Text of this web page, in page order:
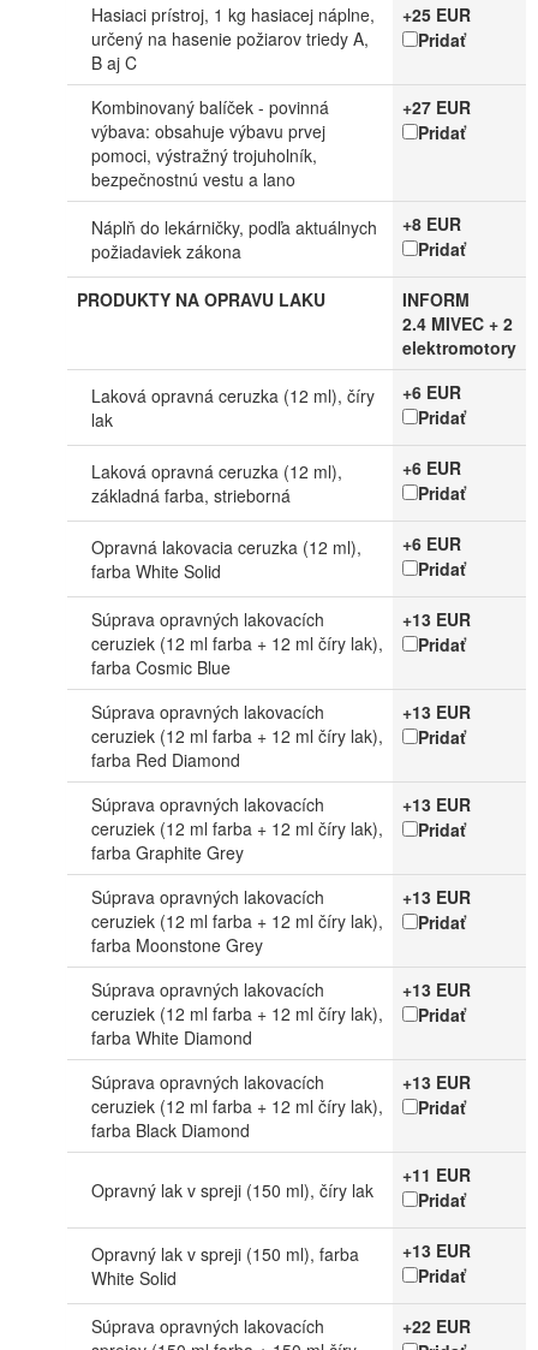
Hasiaci prístroj, 1 kg hasiacej náplne,
určený na hasenie požiarov triedy A,
B aj C
+25 EUR
Pridať
Kombinovaný balíček - povinná
výbava: obsahuje výbavu prvej
pomoci, výstražný trojuholník,
bezpečnostnú vestu a lano
+27 EUR
Pridať
Náplň do lekárničky, podľa aktuálnych
požiadaviek zákona
+8 EUR
Pridať
PRODUKTY NA OPRAVU LAKU
INFORM
2.4 MIVEC + 2
elektromotory
Laková opravná ceruzka (12 ml), číry
lak
+6 EUR
Pridať
Laková opravná ceruzka (12 ml),
základná farba, strieborná
+6 EUR
Pridať
Opravná lakovacia ceruzka (12 ml),
farba White Solid
+6 EUR
Pridať
Súprava opravných lakovacích
ceruziek (12 ml farba + 12 ml číry lak),
farba Cosmic Blue
+13 EUR
Pridať
Súprava opravných lakovacích
ceruziek (12 ml farba + 12 ml číry lak),
farba Red Diamond
+13 EUR
Pridať
Súprava opravných lakovacích
ceruziek (12 ml farba + 12 ml číry lak),
farba Graphite Grey
+13 EUR
Pridať
Súprava opravných lakovacích
ceruziek (12 ml farba + 12 ml číry lak),
farba Moonstone Grey
+13 EUR
Pridať
Súprava opravných lakovacích
ceruziek (12 ml farba + 12 ml číry lak),
farba White Diamond
+13 EUR
Pridať
Súprava opravných lakovacích
ceruziek (12 ml farba + 12 ml číry lak),
farba Black Diamond
+13 EUR
Pridať
Opravný lak v spreji (150 ml), číry lak
+11 EUR
Pridať
Opravný lak v spreji (150 ml), farba
White Solid
+13 EUR
Pridať
Súprava opravných lakovacích
+22 EUR